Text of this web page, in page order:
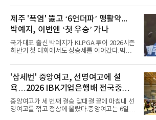
비교하기 어려울 정도로 폭염이 길어지고 강해
지고 있다. 여기에 장마, 이
억 원, 우승상금 1억8000만 원) 2라운드에서 단
독 선두로 도약했다.강채연은 7일 제주도 서귀
포의 테디밸리 골프앤리조트(파72)에서 열린 2
라운드에서 버디 5개와 보기 1개를 묶어 4언더
파 68타를 쳤다. 중간합계 9언더파 135타로 전
날 공동 4위에서 선두로 올라섰다. 공동 2위 그
룹(8언더파 136타)과는 한 타 차다.이 대회는 그
받았으나, 지난해 상금순위 75위에 그쳐 시드순
위전으로 밀렸고 본선에서도 78위에
제주 '폭염' 뚫고 ‘6언더파’ 맹활약...
박예지, 이번엔 ‘첫 우승’ 가나
국가대표 출신 박예지가 KLPGA 투어 2026시즌
하반기 첫 대회에서도 상승세를 이어갔다.박예
서 열린 KLPGA 투어 제주삼다수 마스터스 1라
운드에서 보기 없이 버디만 6개를 잡아내며 6언
더파 66타를 쳤다. 박예지는 서어진, 신다인과
선두권을 형성했다.이날 경기가 열린 테디밸리
골프앤리조트 역시 전국적 폭염을 피해가지 못
했다. 대회장의 최고 기온은 35도에 달했다. 섬
지역 특성상 습도가 높아 체감온도는 더 높게 느
'삼세번' 중앙여고, 선명여고에 설
욕…2026 IBK기업은행배 전국중고
배구대회 우승
중앙여고가 세 번째 결승 맞대결 끝에 마침내 선
명여고를 꺾고 정상에 올랐다.중앙여고는 6일